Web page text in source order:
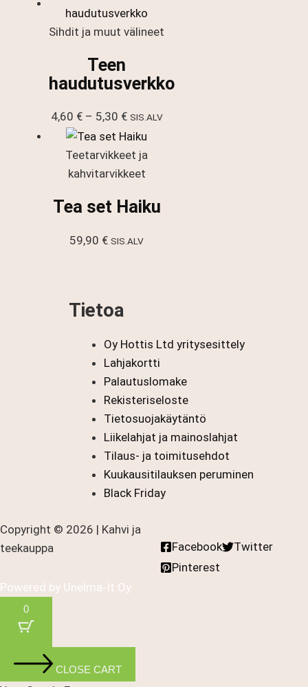
Sihdit ja muut välineet
Teen
haudutusverkko
4,60 € – 5,30 €Hintaluokka:
4,60 €
-
5,30 €
SIS.ALV
Teetarvikkeet ja
kahvitarvikkeet
Tea set Haiku
59,90 € SIS.ALV
Tietoa
Oy Hottis Ltd yritysesittely
Lahjakortti
Palautuslomake
Rekisteriseloste
Tietosuojakäytäntö
Liikelahjat ja mainoslahjat
Tilaus- ja toimitusehdot
Kuukausitilauksen peruminen
Black Friday
Copyright © 2026 | Kahvi ja
teekauppa
Powered by Unelma-It Oy
Facebook
Twitter
Pinterest
0
CLOSE CART